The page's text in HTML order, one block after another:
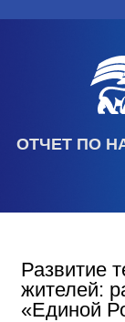
ОТЧЕТ ПО
Развитие
жителей:
«Единой